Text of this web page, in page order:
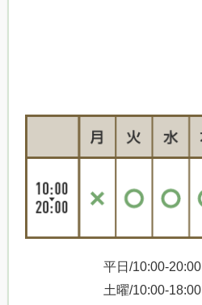
平日/10:00-20:00
土曜/10:00-18:00